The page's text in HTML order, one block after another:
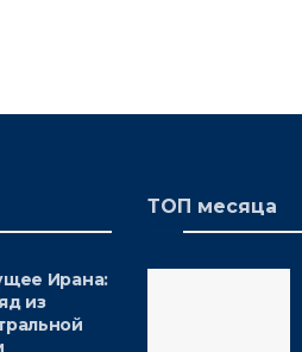
Ирана:
из
ТОП месяца